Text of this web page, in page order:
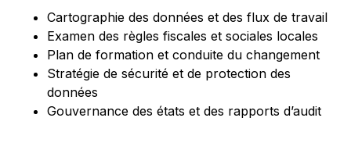
Cartographie des données et des flux de travail
Examen des règles fiscales et sociales locales
Plan de formation et conduite du changement
Stratégie de sécurité et de protection des
données
Gouvernance des états et des rapports d’audit